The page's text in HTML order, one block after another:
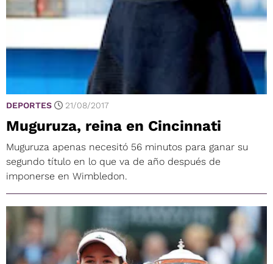
DEPORTES 21/08/2017
Muguruza, reina en Cincinnati
Muguruza apenas necesitó 56 minutos para ganar su
segundo título en lo que va de año después de
imponerse en Wimbledon.